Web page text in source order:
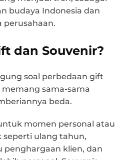
budaya Indonesia dan
perusahaan.
dan Souvenir?
soal perbedaan gift
sama-sama
beda.
momen personal atau
seperti ulang tahun,
penghargaan klien, dan